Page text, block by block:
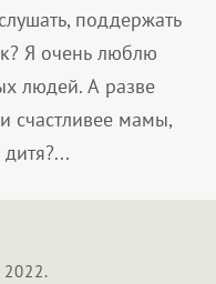
поддержать
Я очень люблю
людей. А разве
счастливее мамы,
2022.